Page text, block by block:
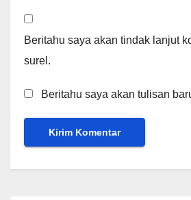
Beritahu saya akan tindak lanjut
surel.
Beritahu saya akan tulisan